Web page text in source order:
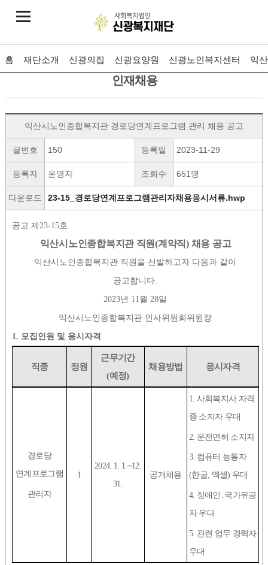
홈 재단소개 신광의집 신광요양원 신광노인복지센터 익
인재채용
익산시노인종합복지관 경로당연계프로그램 관리 채용 공고
글번호 150 등록일 2023-11-29
등록자 운영자 조회수 651명
다운로드 23-15_경로당연계프로그램관리자채용응시서류.hwp
공고 제 23-15호
익산시노인종합복지관 직원(계약직) 채용 공고
익산시노인종합복지관 직원을 선발하고자 다음과 같이
공고합니다.
2023년 11월28일
익산시노인종합복지관 인사위원회위원장
1. 모집인원 및 응시자격
직종 정원
근무기간
(예정)
채용방법 응시자격
경로당
연계프로그램
관리자
1
2024. 1. 1.~12.
31.
공개채용
1. 사회복지사 자격
증 소지자 우대
2. 운전면허 소지자
3. 컴퓨터 능통자
(한글, 엑셀) 우대
4. 장애인 ․국가유공
자 우대
5. 관련 업무 경력자
우대